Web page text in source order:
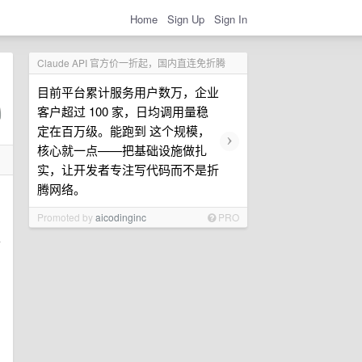
Home Sign Up Sign In
Claude API 官方价一折起，国内直连免折腾
目前平台累计服务用户数万，企业
客户超过 100 家，日均调用量稳
定在百万级。能跑到 这个规模，
核心就一点——把基础设施做扎
实，让开发者专注写代码而不是折
腾网络。
›
Promoted byaicodinginc PRO